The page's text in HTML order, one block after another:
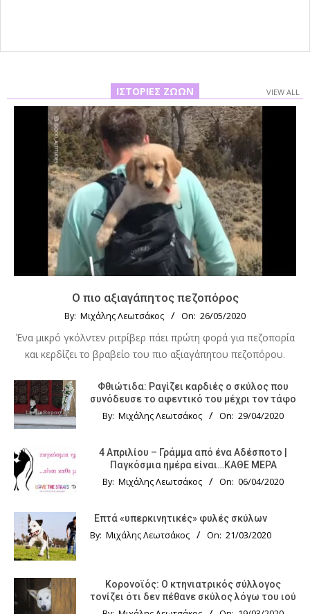
ΙΣΤΟΡΊΕΣ ΖΏΩΝ VIEW ALL
Ο πιο αξιαγάπητος πεζοπόρος
By: Μιχάλης Λεωτσάκος On: 26/05/2020
Ένα μικρό γκόλντεν ριτρίβερ πάει πρώτη φορά για πεζοπορία
και κερδίζει το βραβείο του πιο αξιαγάπητου πεζοπόρου.
Φθιώτιδα: Ραγίζει καρδιές ο σκύλος που
συνόδευσε το αφεντικό του μέχρι τον τάφο
By: Μιχάλης Λεωτσάκος On: 29/04/2020
4 Απριλίου – Γράμμα από ένα Αδέσποτο |
Παγκόσμια ημέρα είναι…ΚΑΘΕ ΜΕΡΑ
By: Μιχάλης Λεωτσάκος On: 06/04/2020
Επτά «υπερκινητικές» φυλές σκύλων
By: Μιχάλης Λεωτσάκος On: 21/03/2020
Κορονοϊός: Ο κτηνιατρικός σύλλογος
τονίζει ότι δεν πέθανε σκύλος λόγω του ιού